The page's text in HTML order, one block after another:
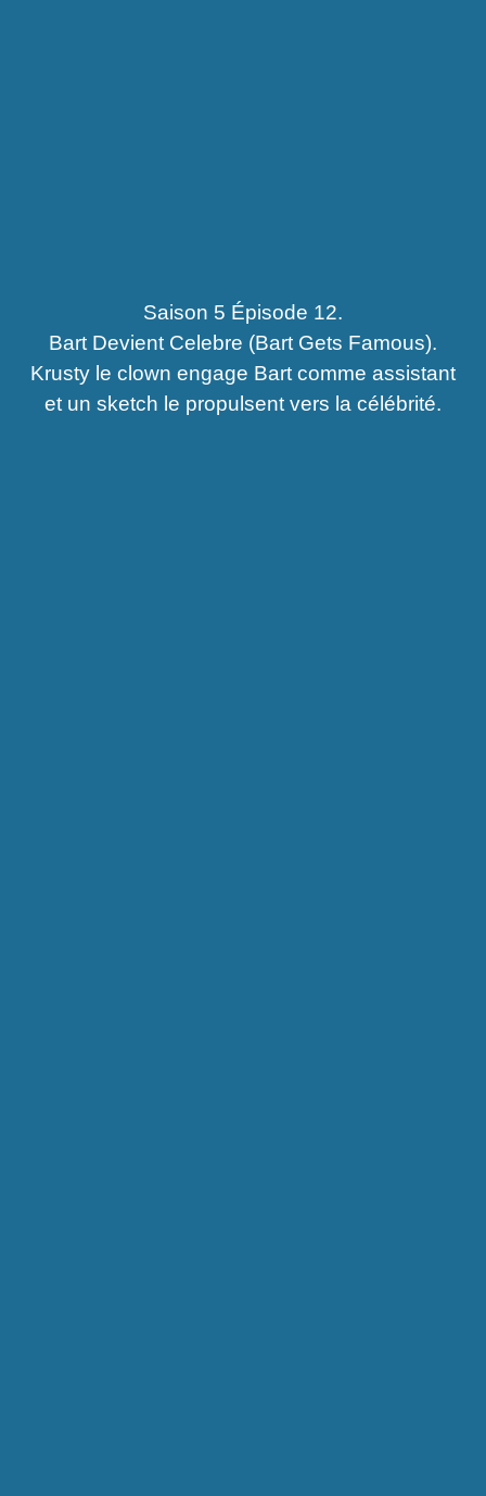
Saison 5 Épisode 12.
Bart Devient Celebre (Bart Gets Famous).
Krusty le clown engage Bart comme assistant
et un sketch le propulsent vers la célébrité.